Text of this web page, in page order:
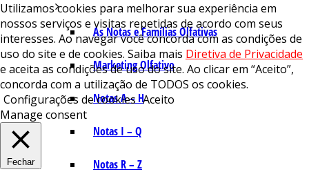
As Notas e Famílias Olfativas
Marketing Olfativo
Notas A – H
Notas I – Q
Notas R – Z
Utilizamos cookies para melhorar sua experiência em
nossos serviços e visitas repetidas de acordo com seus
interesses. Ao navegar você concorda com as condições de
uso do site e de cookies. Saiba mais Diretiva de Privacidade
e aceita as condições de uso do site. Ao clicar em “Aceito”,
concorda com a utilização de TODOS os cookies.
Configurações de cookies Aceito
Manage consent
Fechar